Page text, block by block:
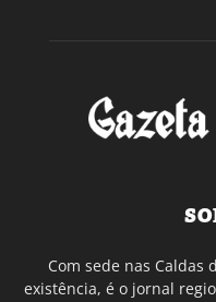
Com sede nas Caldas
existência, é o jornal